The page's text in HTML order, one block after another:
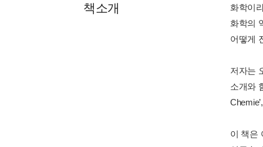
책소개
화학이
화학의
어떻게
저자는
소개와
이 책은